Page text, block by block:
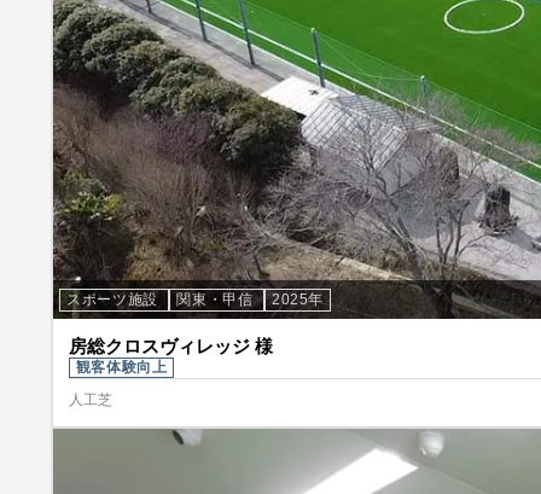
スポーツ施設 関東・甲信 2025年
房総クロスヴィレッジ 様
観客体験向上
人工芝